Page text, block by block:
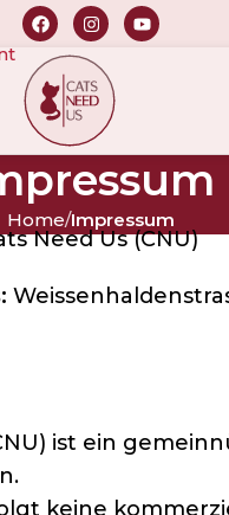
Home/Impressum
Need Us (CNU)
ist ein
keine